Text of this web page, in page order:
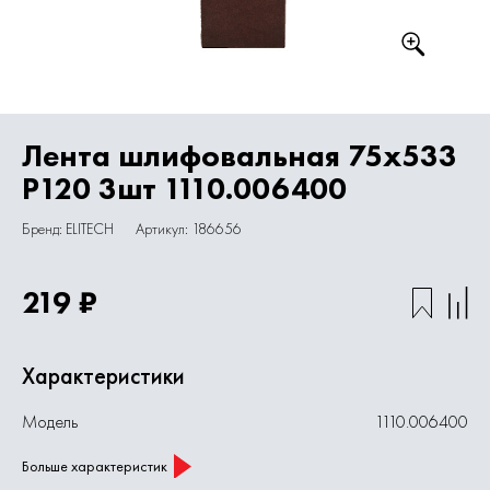
Лента шлифовальная 75х533
P120 3шт 1110.006400
Бренд: ELITECH Артикул: 186656
219 ₽
Характеристики
Модель 1110.006400
Больше характеристик